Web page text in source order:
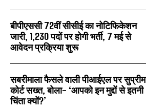
बीपीएससी 72वीं सीसीई का नोटिफिकेशन
जारी, 1,230 पदों पर होगी भर्ती, 7 मई से
आवेदन प्रक्रिया शुरू
सबरीमाला फैसले वाली पीआईएल पर सुप्रीम
कोर्ट सख्त, बोला- ‘आपको इन मुद्दों से इतनी
चिंता क्यों?’